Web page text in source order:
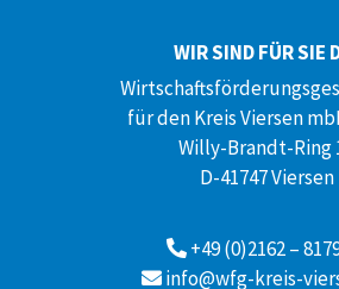
WIR SIND FÜR SIE
für den Kreis Viersen
Willy-Brandt-Ring
D-41747 Viersen
+49 (0)2162 –
info@wfg-kreis-